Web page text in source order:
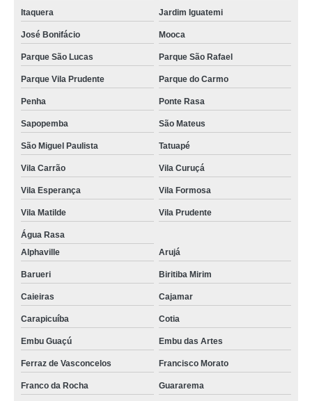
procuro por cartão pvc acura Guaianases
cartões de pvc mifare Butantã
procuro por cartão em pvc Bairro do Limão
cartão pvc hid Sorocaba
cartão pvc branco Anália Franco
procuro por cartão de pvc branco para crachá Caieras
cartão pvc com chip preço Barueri
procuro por cartão em pvc branco Parelheiros
cartão em pvc Aricanduva
cotação de cartão pvc branco para crachá Americana
cartão em pvc branco Imirim
procuro por cartão de pvc branco para crachá Guarulhos
cartão de pvc para crachá Jaraguá
cartões em pvc Tremembé
procuro por cartão pvc hid Atibaia
procuro por cartão de pvc para crachá Pinheiros
procuro por cartão pvc para crachá Planalto Paulista
Itaquera Jardim Iguatemi
José Bonifácio Mooca
Parque São Lucas Parque São Rafael
Parque Vila Prudente Parque do Carmo
Penha Ponte Rasa
Sapopemba São Mateus
São Miguel Paulista Tatuapé
Vila Carrão Vila Curuçá
Vila Esperança Vila Formosa
Vila Matilde Vila Prudente
Água Rasa
Alphaville
Arujá
Barueri Biritiba Mirim
Caieiras Cajamar
Carapicuíba Cotia
Embu Guaçú Embu das Artes
Ferraz de Vasconcelos Francisco Morato
Franco da Rocha Guararema